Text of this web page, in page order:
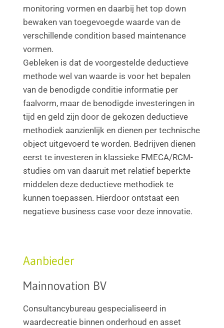
monitoring vormen en daarbij het top down
bewaken van toegevoegde waarde van de
verschillende condition based maintenance
vormen.
Gebleken is dat de voorgestelde deductieve
methode wel van waarde is voor het bepalen
van de benodigde conditie informatie per
faalvorm, maar de benodigde investeringen in
tijd en geld zijn door de gekozen deductieve
methodiek aanzienlijk en dienen per technische
object uitgevoerd te worden. Bedrijven dienen
eerst te investeren in klassieke FMECA/RCM-
studies om van daaruit met relatief beperkte
middelen deze deductieve methodiek te
kunnen toepassen. Hierdoor ontstaat een
negatieve business case voor deze innovatie.
Aanbieder
Mainnovation BV
Consultancybureau gespecialiseerd in
waardecreatie binnen onderhoud en asset